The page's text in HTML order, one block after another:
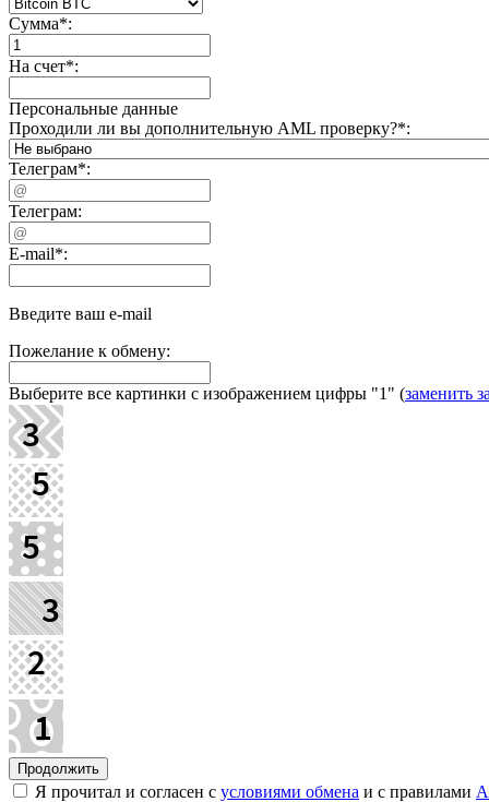
Сумма*:
На счет*:
Персональные данные
Проходили ли вы дополнительную AML проверку?*:
Телеграм*:
Телеграм:
E-mail*:
Введите ваш e-mail
Пожелание к обмену:
Выберите все картинки с изображением цифры "1" (заменить
Я прочитал и согласен с условиями обмена и с правилами